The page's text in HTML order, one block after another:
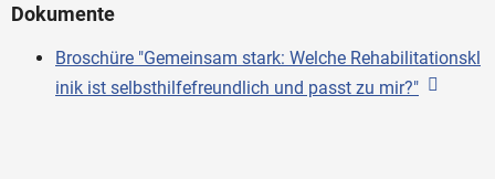
Dokumente
Broschüre "Gemeinsam stark: Welche Rehabilitationskl
inik ist selbsthilfefreundlich und passt zu mir?"